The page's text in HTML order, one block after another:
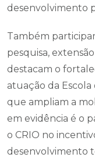
desenvolvimento
Também
pesquisa,
destacam o
atuação da Escola
que ampliam a
em evidência é o
o CRIO no
desenvolvimento